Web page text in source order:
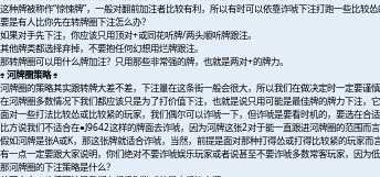
这种牌被称作“惊悚牌”，一般对翻前加注者比较有利，所以有时可以依靠诈唬下注打跑一些比较怂
要是有人比你先在转牌圈下注怎么办？
如果对手先下注，你应该只用顶对+或同花听牌/两头顺听牌跟注。
其他牌类都选择弃掉，不要抱任何幻想用烂牌跟注。
那转牌圈可以用什么牌加注？只用那些非常强的牌，也就是两对+的牌力。
♠ 河牌圈策略 ♠
河牌圈的策略其实跟转牌大差不差，下注量在这条街一般会很大，所以我们在做决定时一定要谨慎
在河牌圈多数情况下我们都应该只是为了打价值下注，也就是说只用可能是最佳牌的牌力下注，
面对一些打法比较怂或比较紧的玩家，我们偶尔可以诈唬一下，但诈唬是要看时机的，要选在合适
比方说我们不适合在●J9642这样的牌面去诈唬，因为河牌这张2对于能一直跟进河牌圈的范围而言
假如河牌是张A或K，那这张牌就适合诈唬，当然，前提是面对那种打得怂或打得比较紧的玩家而
有一点一定要跟大家说明，你们绝对不要诈唬娱乐玩家或者说甚至不要诈唬多数常客玩家，因为
那河牌圈的下注策略是什么？